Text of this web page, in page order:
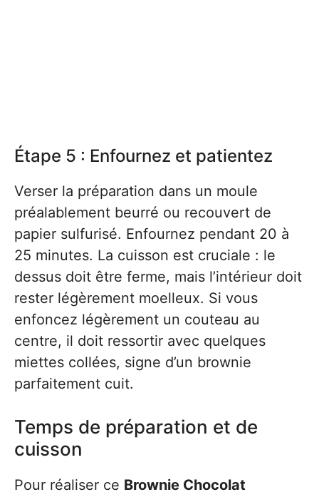
Étape 5 : Enfournez et patientez
Verser la préparation dans un moule
préalablement beurré ou recouvert de
papier sulfurisé. Enfournez pendant 20 à
25 minutes. La cuisson est cruciale : le
dessus doit être ferme, mais l’intérieur doit
rester légèrement moelleux. Si vous
enfoncez légèrement un couteau au
centre, il doit ressortir avec quelques
miettes collées, signe d’un brownie
parfaitement cuit.
Temps de préparation et de
cuisson
Pour réaliser ce Brownie Chocolat